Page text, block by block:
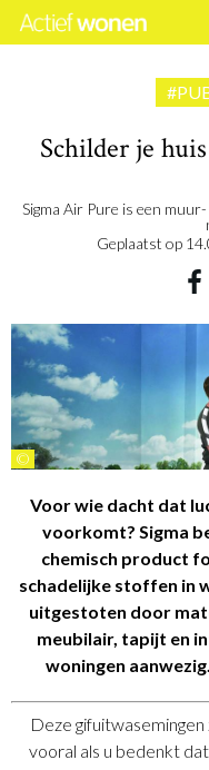
Schilder je
Sigma Air Pure is een
Geplaatst op
©
Voor wie dacht dat
voorkomt? Sigma
chemisch product
schadelijke stoffen in
uitgestoten door
meubilair, tapijt en
woningen
Deze
vooral als u bedenkt